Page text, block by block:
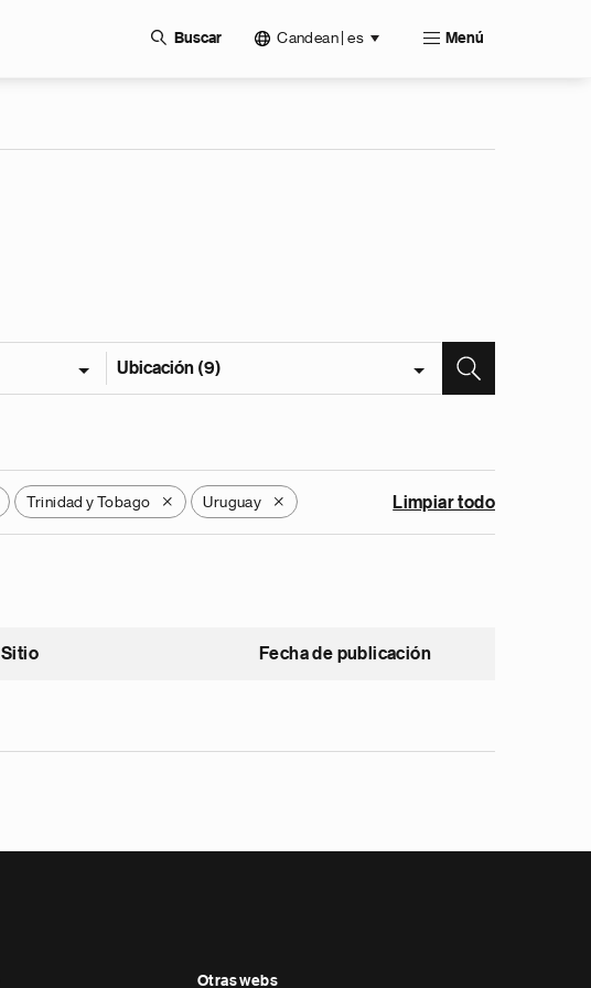
Buscar Candean | es Menú
Ubicación (9)
Trinidad y Tobago X Uruguay X Limpiar todo
Sitio Fecha de publicación
Otras webs